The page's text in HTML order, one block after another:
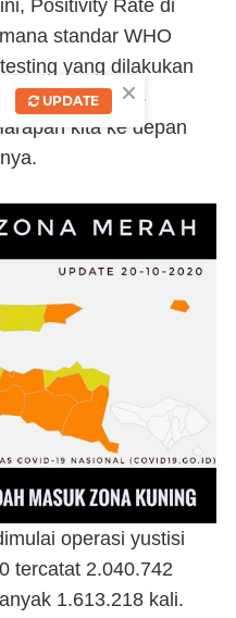
Positivity Rate di
standar WHO
yang dilakukan
dari yang dites
kita ke depan
operasi yustisi
tercatat 2.040.742
1.613.218 kali.
×
UPDATE